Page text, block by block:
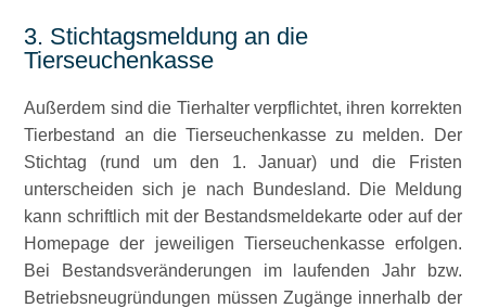
3. Stichtagsmeldung an die
Tierseuchenkasse
Außerdem sind die Tierhalter verpflichtet, ihren korrekten
Tierbestand an die Tierseuchenkasse zu melden. Der
Stichtag (rund um den 1. Januar) und die Fristen
unterscheiden sich je nach Bundesland. Die Meldung
kann schriftlich mit der Bestandsmeldekarte oder auf der
Homepage der jeweiligen Tierseuchen­kasse erfolgen.
Bei Bestands­veränderungen im laufenden Jahr bzw.
Betriebs­neugründungen müssen Zugänge innerhalb der